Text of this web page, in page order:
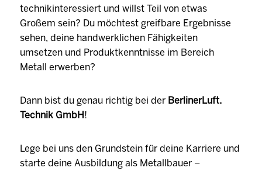
technikinteressiert und willst Teil von etwas
Großem sein? Du möchtest greifbare Ergebnisse
sehen, deine handwerklichen Fähigkeiten
umsetzen und Produktkenntnisse im Bereich
Metall erwerben?
Dann bist du genau richtig bei der BerlinerLuft.
Technik GmbH!
Lege bei uns den Grundstein für deine Karriere und
starte deine Ausbildung als Metallbauer –